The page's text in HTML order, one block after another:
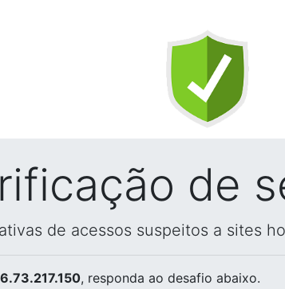
de
de acessos suspeitos a sites
, responda ao desafio abaixo.